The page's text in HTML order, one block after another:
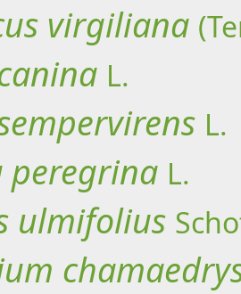
virgiliana
L.
L.
peregrina L.
ulmifolius